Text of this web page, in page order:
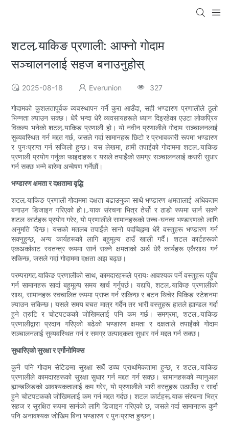
शटल र्‍याकिङ प्रणाली: आफ्नो गोदाम
सञ्चालनलाई सहज बनाउनुहोस्
2025-08-18 Everunion 327
गोदामको कुशलतापूर्वक व्यवस्थापन गर्ने कुरा आउँदा, सही भण्डारण प्रणालीले ठूलो
भिन्नता ल्याउन सक्छ। धेरै भन्दा धेरै व्यवसायहरूले ध्यान दिइरहेका एउटा लोकप्रिय
विकल्प भनेको शटल र्‍याकिङ प्रणाली हो। यो नवीन प्रणालीले गोदाम सञ्चालनलाई
सुव्यवस्थित गर्न मद्दत गर्छ, जसले गर्दा सामानहरू छिटो र प्रभावकारी रूपमा भण्डारण
र पुनःप्राप्त गर्न सजिलो हुन्छ। यस लेखमा, हामी तपाईंको गोदाममा शटल र्‍याकिङ
प्रणाली प्रयोग गर्नुका फाइदाहरू र यसले तपाईंको समग्र सञ्चालनलाई कसरी सुधार
गर्न सक्छ भन्ने बारेमा अन्वेषण गर्नेछौं।
भण्डारण क्षमता र दक्षतामा वृद्धि
शटल र्‍याकिङ प्रणाली गोदाममा दक्षता बढाउनुका साथै भण्डारण क्षमतालाई अधिकतम
बनाउन डिजाइन गरिएको हो। र्‍याक संरचना भित्र तेर्सो र ठाडो रूपमा सार्न सक्ने
शटल कार्टहरू प्रयोग गरेर, यो प्रणालीले सामानहरूको उच्च-घनत्व भण्डारणको लागि
अनुमति दिन्छ। यसको मतलब तपाईंले सानो पदचिह्नमा धेरै वस्तुहरू भण्डारण गर्न
सक्नुहुन्छ, अन्य कार्यहरूको लागि बहुमूल्य ठाउँ खाली गर्दै। शटल कार्टहरूको
एकअर्काबाट स्वतन्त्र रूपमा सार्न सक्ने क्षमताको अर्थ धेरै कार्यहरू एकैसाथ गर्न
सकिन्छ, जसले गर्दा गोदाममा दक्षता अझ बढ्छ।
परम्परागत र्‍याकिङ प्रणालीको साथ, कामदारहरूले प्रायः आवश्यक पर्ने वस्तुहरू पहुँच
गर्न सामानहरू सार्दा बहुमूल्य समय खर्च गर्नुपर्छ। यद्यपि, शटल र्‍याकिङ प्रणालीको
साथ, सामानहरू स्वचालित रूपमा प्राप्त गर्न सकिन्छ र बटन थिचेर पिकिङ स्टेशनमा
ल्याउन सकिन्छ। यसले समय बचत मात्र गर्दैन तर भारी वस्तुहरू हातले ह्यान्डल गर्दा
हुने त्रुटि र चोटपटकको जोखिमलाई पनि कम गर्छ। समग्रमा, शटल र्‍याकिङ
प्रणालीद्वारा प्रदान गरिएको बढेको भण्डारण क्षमता र दक्षताले तपाईंको गोदाम
सञ्चालनलाई सुव्यवस्थित गर्न र समग्र उत्पादकता सुधार गर्न मद्दत गर्न सक्छ।
सुधारिएको सुरक्षा र एर्गोनोमिक्स
कुनै पनि गोदाम सेटिङमा सुरक्षा सधैं उच्च प्राथमिकतामा हुन्छ, र शटल र्‍याकिङ
प्रणालीले कामदारहरूको सुरक्षा सुधार गर्न मद्दत गर्न सक्छ। सामानहरूको म्यानुअल
ह्यान्डलिङको आवश्यकतालाई कम गरेर, यो प्रणालीले भारी वस्तुहरू उठाउँदा र सार्दा
हुने चोटपटकको जोखिमलाई कम गर्न मद्दत गर्दछ। शटल कार्टहरू र्‍याक संरचना भित्र
सहज र सुरक्षित रूपमा सार्नको लागि डिजाइन गरिएको छ, जसले गर्दा सामानहरू कुनै
पनि अनावश्यक जोखिम बिना भण्डारण र पुनःप्राप्त हुन्छन्।